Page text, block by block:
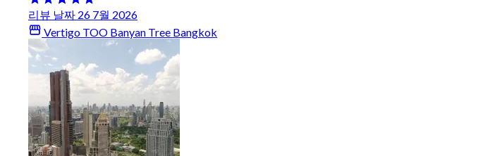
리뷰 날짜 26 7월 2026
Vertigo TOO Banyan Tree Bangkok